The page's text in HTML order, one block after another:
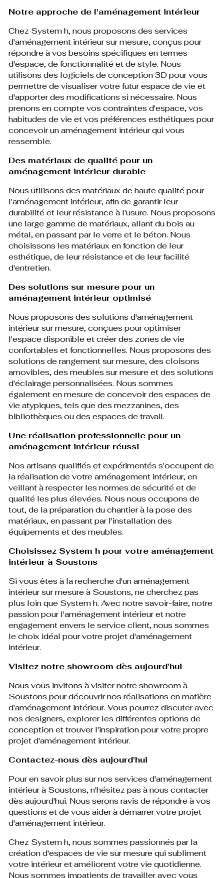
Notre approche de l'aménagement intérieur
Chez System h, nous proposons des services
d'aménagement intérieur sur mesure, conçus pour
répondre à vos besoins spécifiques en termes
d'espace, de fonctionnalité et de style. Nous
utilisons des logiciels de conception 3D pour vous
permettre de visualiser votre futur espace de vie et
d'apporter des modifications si nécessaire. Nous
prenons en compte vos contraintes d'espace, vos
habitudes de vie et vos préférences esthétiques pour
concevoir un aménagement intérieur qui vous
ressemble.
Des matériaux de qualité pour un
aménagement intérieur durable
Nous utilisons des matériaux de haute qualité pour
l'aménagement intérieur, afin de garantir leur
durabilité et leur résistance à l'usure. Nous proposons
une large gamme de matériaux, allant du bois au
métal, en passant par le verre et le béton. Nous
choisissons les matériaux en fonction de leur
esthétique, de leur résistance et de leur facilité
d'entretien.
Des solutions sur mesure pour un
aménagement intérieur optimisé
Nous proposons des solutions d'aménagement
intérieur sur mesure, conçues pour optimiser
l'espace disponible et créer des zones de vie
confortables et fonctionnelles. Nous proposons des
solutions de rangement sur mesure, des cloisons
amovibles, des meubles sur mesure et des solutions
d'éclairage personnalisées. Nous sommes
également en mesure de concevoir des espaces de
vie atypiques, tels que des mezzanines, des
bibliothèques ou des espaces de travail.
Une réalisation professionnelle pour un
aménagement intérieur réussi
Nos artisans qualifiés et expérimentés s'occupent de
la réalisation de votre aménagement intérieur, en
veillant à respecter les normes de sécurité et de
qualité les plus élevées. Nous nous occupons de
tout, de la préparation du chantier à la pose des
matériaux, en passant par l'installation des
équipements et des meubles.
Choisissez System h pour votre aménagement
intérieur à Soustons
Si vous êtes à la recherche d'un aménagement
intérieur sur mesure à Soustons, ne cherchez pas
plus loin que System h. Avec notre savoir-faire, notre
passion pour l'aménagement intérieur et notre
engagement envers le service client, nous sommes
le choix idéal pour votre projet d'aménagement
intérieur.
Visitez notre showroom dès aujourd'hui
Nous vous invitons à visiter notre showroom à
Soustons pour découvrir nos réalisations en matière
d'aménagement intérieur. Vous pourrez discuter avec
nos designers, explorer les différentes options de
conception et trouver l'inspiration pour votre propre
projet d'aménagement intérieur.
Contactez-nous dès aujourd'hui
Pour en savoir plus sur nos services d'aménagement
intérieur à Soustons, n'hésitez pas à nous contacter
dès aujourd'hui. Nous serons ravis de répondre à vos
questions et de vous aider à démarrer votre projet
d'aménagement intérieur.
Chez System h, nous sommes passionnés par la
création d'espaces de vie sur mesure qui subliment
votre intérieur et améliorent votre vie quotidienne.
Nous sommes impatients de travailler avec vous